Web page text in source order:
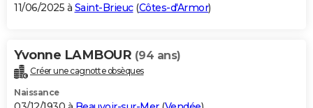
11/06/2025 à Saint-Brieuc(Côtes-d'Armor)
Yvonne LAMBOUR (94 ans)
Créer une cagnotte obsèques
Naissance